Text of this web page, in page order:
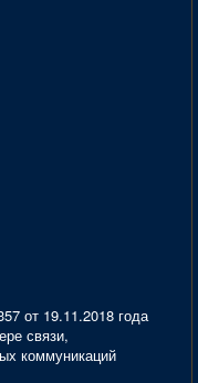
от 19.11.2018 года
связи,
коммуникаций